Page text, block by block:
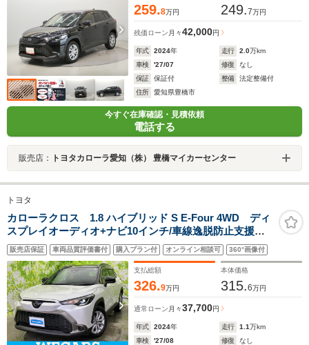
259.8万円 249.7万円
残価ローン 月々42,000円
年式 2024年 走行 2.0万km
車検
'27/07 修復
なし
保証
保証付 整備
法定整備付
住所
愛知県豊橋市
今すぐ在庫確認・見積依頼
電話する
販売店： トヨタカローラ愛知（株） 豊橋マイカーセンター
トヨタ
カローラクロス 1.8 ハイブリッド S E-Four 4WD ディ
スプレイオーディオ+ナビ10インチ/車線逸脱防止支援シ
ステム/ヘッドランプ LED/USBジャック/Bluetooth接
続/ETC2.0/EBD付ABS/横滑り防止装置
販売店保証 車両品質評価書付 購入プラン付 オンライン相談可 360°画像付
支払総額
326.9万円
本体価格
315.6万円
通常ローン 月々37,700円
年式 2024年 走行 1.1万km
車検
'27/08 修復
なし